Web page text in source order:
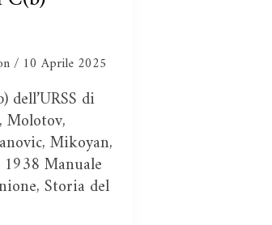
/ 10 Aprile 2025
dell’URSS di
Mikoyan,
Manuale
Storia del